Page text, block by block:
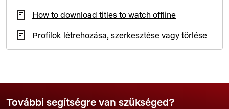
How to download titles to watch offline
Profilok létrehozása, szerkesztése vagy törlése
További segítségre van szükséged?